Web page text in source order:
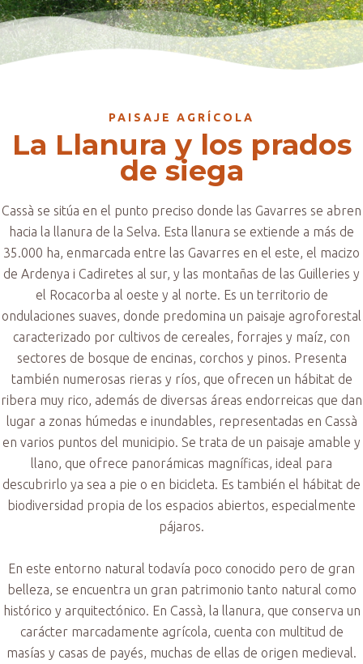
PAISAJE AGRÍCOLA
La Llanura y los prados
de siega
Cassà se sitúa en el punto preciso donde las Gavarres se abren
hacia la llanura de la Selva. Esta llanura se extiende a más de
35.000 ha, enmarcada entre las Gavarres en el este, el macizo
de Ardenya i Cadiretes al sur, y las montañas de las Guilleries y
el Rocacorba al oeste y al norte. Es un territorio de
ondulaciones suaves, donde predomina un paisaje agroforestal
caracterizado por cultivos de cereales, forrajes y maíz, con
sectores de bosque de encinas, corchos y pinos. Presenta
también numerosas rieras y ríos, que ofrecen un hábitat de
ribera muy rico, además de diversas áreas endorreicas que dan
lugar a zonas húmedas e inundables, representadas en Cassà
en varios puntos del municipio. Se trata de un paisaje amable y
llano, que ofrece panorámicas magníficas, ideal para
descubrirlo ya sea a pie o en bicicleta. Es también el hábitat de
biodiversidad propia de los espacios abiertos, especialmente
pájaros.
En este entorno natural todavía poco conocido pero de gran
belleza, se encuentra un gran patrimonio tanto natural como
histórico y arquitectónico. En Cassà, la llanura, que conserva un
carácter marcadamente agrícola, cuenta con multitud de
masías y casas de payés, muchas de ellas de origen medieval.